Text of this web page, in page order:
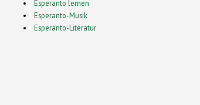
Esperanto lernen
Esperanto-Musik
Esperanto-Literatur